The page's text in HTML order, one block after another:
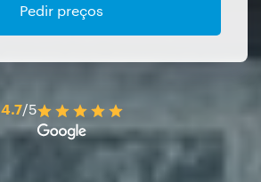
Pedir preços
4.7/5